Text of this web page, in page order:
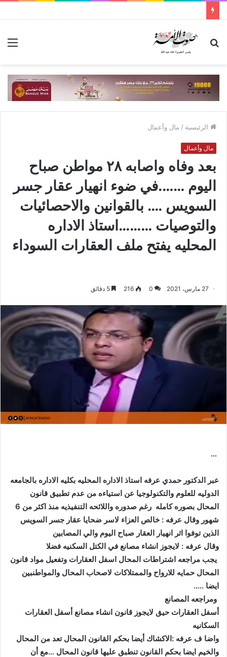
بحث
الرئيسية / مال وأعمال
مال وأعمال
بعد وفاه واصابه ٢٨ مواطن صباح
اليوم …….في ضوء انهيار عقار جسر
السويس …. بالقوانين والاحصائيات
والتوصيات ………استاذ الاداره
المحليه يفتح ملف العقارات السوداء
27 مارس، 2021 0
216
‫ …‬
الدوليه للعلوم والتكنولوجيا عن استياءه من عدم تطبيق قانون
المحال بصوره كامله رغم صدوره واللائحه التنفيذيه منذ اكثر من 6
شهور وقال عرفه : خالص العزاء لاسر ضحايا عقار جسر السويس
الذين توفوا اثر انهيار العقار صباح اليوم والي المصابين ‬
‫وقال عرفه : لايجوز انشاء مصانع في الكتل السكنيه فضلا ‬
المحال حمايه للارواح والممتلاكات لاصحاب المحال والمواطنبين
ايضا …..‬
‎‫ ومراجعه المصانع ‬
‫أسفل العقارات حيق لايجوز قانون انشاء مصانع أسفل العقارات
السكانيه ‬
والخيم ايضا بحكم القانون تنطبق عليها قانون المحال …مع أن